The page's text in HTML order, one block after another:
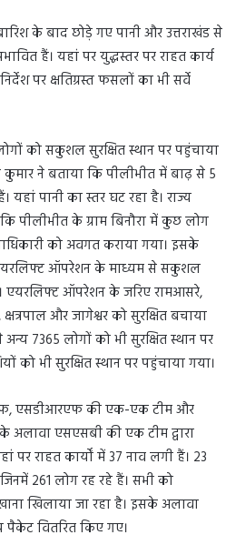
के बाद छोड़े गए पानी और उत्तराखंड से
हैं। यहां पर युद्धस्तर पर राहत कार्य
पर क्षतिग्रस्त फसलों का भी सर्वे
को सकुशल सुरक्षित स्थान पर पहुंचाया
ने बताया कि पीलीभीत में बाढ़ से 5
यहां पानी का स्तर घट रहा है। राज्य
पीलीभीत के ग्राम बिनौरा में कुछ लोग
को अवगत कराया गया। इसके
ऑपरेशन के माध्यम से सकुशल
एयरलिफ्ट ऑपरेशन के जरिए रामआसरे,
और जागेश्वर को सुरक्षित बचाया
7365 लोगों को भी सुरक्षित स्थान पर
को भी सुरक्षित स्थान पर पहुंचाया गया।
एसडीआरएफ की एक-एक टीम और
अलावा एसएसबी की एक टीम द्वारा
पर राहत कार्यों में 37 नाव लगी हैं। 23
261 लोग रह रहे हैं। सभी को
खिलाया जा रहा है। इसके अलावा
पैकेट वितरित किए गए।